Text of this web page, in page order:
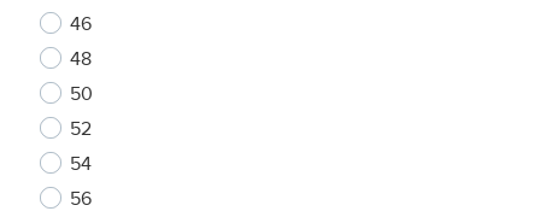
46
48
50
52
54
56